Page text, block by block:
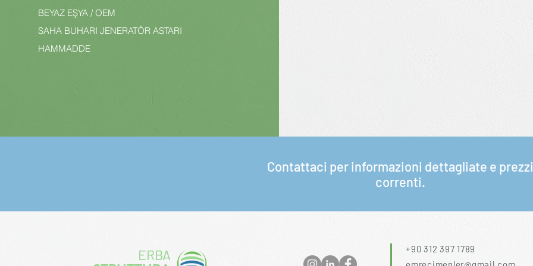
BEYAZ EŞYA / OEM
SAHA BUHARI JENERATÖR ASTARI
HAMMADDE
Contattaci per informazioni dettagliate e prezzi
correnti.
ERBA
+90 312 397 1789